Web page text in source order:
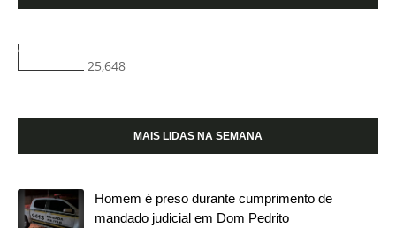
25,648
MAIS LIDAS NA SEMANA
Homem é preso durante cumprimento de
mandado judicial em Dom Pedrito